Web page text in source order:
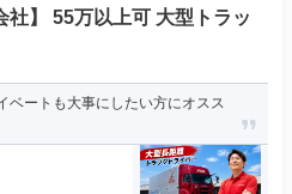
社】 55万以上可 大型トラッ
ベートも大事にしたい方にオスス